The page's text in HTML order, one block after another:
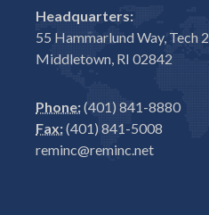
Headquarters:
55 Hammarlund Way, Tech 2
Middletown, RI 02842
Phone:(401) 841-8880
Fax:(401) 841-5008
reminc@reminc.net